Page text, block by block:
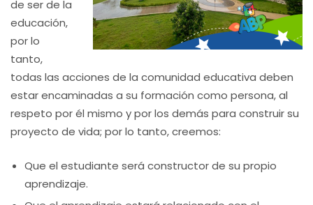
de ser de la
educación,
por lo
tanto,
todas las acciones de la comunidad educativa deben
estar encaminadas a su formación como persona, al
respeto por él mismo y por los demás para construir su
proyecto de vida; por lo tanto, creemos:
Que el estudiante será constructor de su propio
aprendizaje.